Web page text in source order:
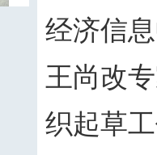
经济信
王尚改
织起草